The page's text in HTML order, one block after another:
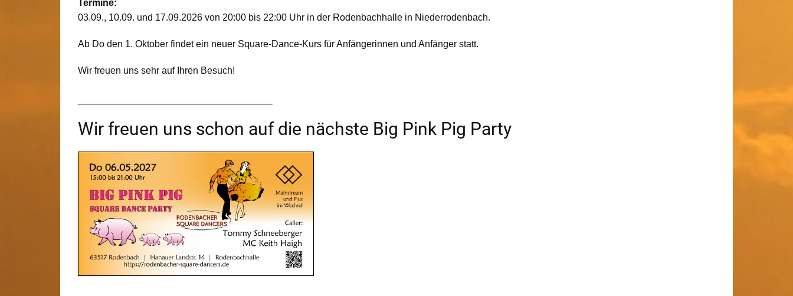
Termine:
03.09., 10.09. und 17.09.2026 von 20:00 bis 22:00 Uhr in der Rodenbachhalle in Niederrodenbach.
Ab Do den 1. Oktober findet ein neuer Square-Dance-Kurs für Anfängerinnen und Anfänger statt.
Wir freuen uns sehr auf Ihren Besuch!
Wir freuen uns schon auf die nächste Big Pink Pig Party